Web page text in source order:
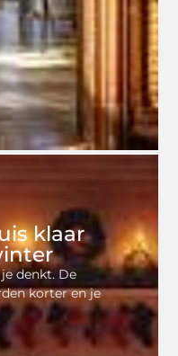
klaar
denkt. De
korter en je